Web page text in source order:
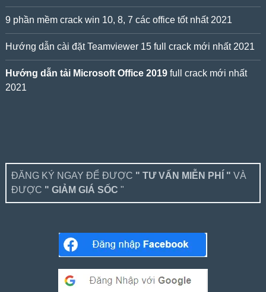
9 phần mềm crack win 10, 8, 7 các office tốt nhất 2021
Hướng dẫn cài đặt Teamviewer 15 full crack mới nhất 2021
Hướng dẫn tải Microsoft Office 2019full crack mới nhất
2021
ĐĂNG KÝ NGAY ĐỂ ĐƯỢC " TƯ VẤN MIỄN PHÍ " VÀ
ĐƯỢC " GIẢM GIÁ SỐC "